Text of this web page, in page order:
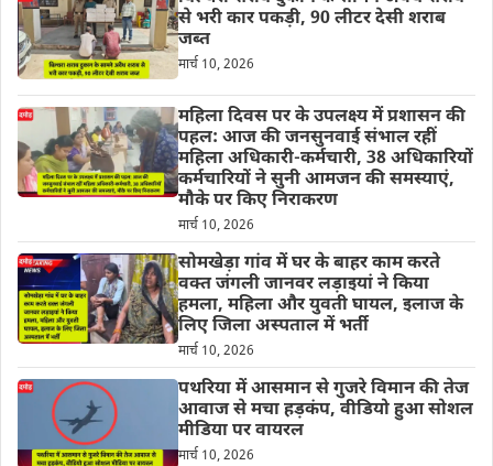
से भरी कार पकड़ी, 90 लीटर देसी शराब
जब्त
मार्च 10, 2026
महिला दिवस पर के उपलक्ष्य में प्रशासन की
पहल: आज की जनसुनवाई संभाल रहीं
महिला अधिकारी-कर्मचारी, 38 अधिकारियों
कर्मचारियों ने सुनी आमजन की समस्याएं,
मौके पर किए निराकरण
मार्च 10, 2026
सोमखेड़ा गांव में घर के बाहर काम करते
वक्त जंगली जानवर लड़ाइयां ने किया
हमला, महिला और युवती घायल, इलाज के
लिए जिला अस्पताल में भर्ती
मार्च 10, 2026
पथरिया में आसमान से गुजरे विमान की तेज
आवाज से मचा हड़कंप, वीडियो हुआ सोशल
मीडिया पर वायरल
मार्च 10, 2026